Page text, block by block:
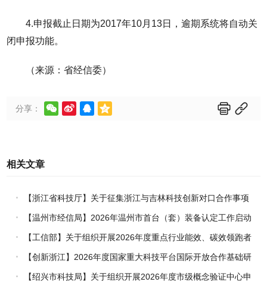
4.申报截止日期为2017年10月13日，逾期系统将自动关
闭申报功能。
（来源：省经信委）
分享：      
相关文章
【浙江省科技厅】关于征集浙江与吉林科技创新对口合作事项
的通知【温州市经信局】2026年温州市首台（套）装备认定工作启动
【工信部】关于组织开展2026年度重点行业能效、碳效领跑者
企业推荐工作的通知
【创新浙江】2026年度国家重大科技平台国际开放合作基础研
究专项（试点）项目指南
【绍兴市科技局】关于组织开展2026年度市级概念验证中心申